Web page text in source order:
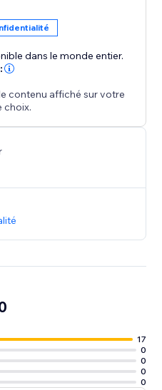
dans le monde entier.
contenu affiché sur votre
choix.
17
0
0
0
0